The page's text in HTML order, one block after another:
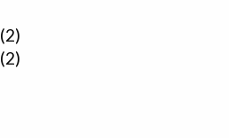
(2)
(2)